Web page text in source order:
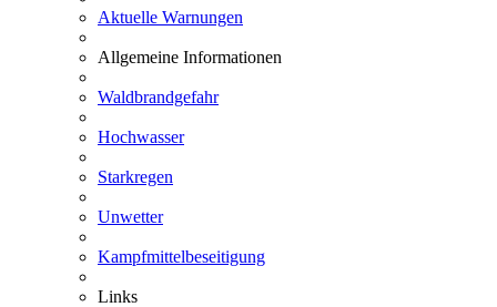
Aktuelle Warnungen
Allgemeine Informationen
Waldbrandgefahr
Hochwasser
Starkregen
Unwetter
Kampfmittelbeseitigung
Links